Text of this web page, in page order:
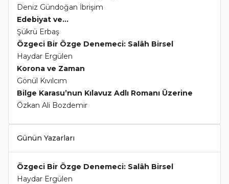
Deniz Gündoğan İbrişim
Edebiyat ve...
Şükrü Erbaş
Özgeci Bir Özge Denemeci: Salâh Birsel
Haydar Ergülen
Korona ve Zaman
Gönül Kıvılcım
Bilge Karasu’nun Kılavuz Adlı Romanı Üzerine
Özkan Ali Bozdemir
Günün Yazarları
Özgeci Bir Özge Denemeci: Salâh Birsel
Haydar Ergülen